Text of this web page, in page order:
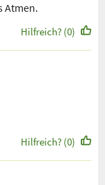
Atmen.
Hilfreich? (0)
Hilfreich? (0)